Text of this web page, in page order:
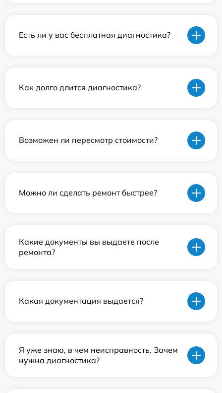
Есть ли у вас бесплатная диагностика?
Как долго длится диагностика?
Возможен ли пересмотр стоимости?
Можно ли сделать ремонт быстрее?
Какие документы вы выдаете после
ремонта?
Какая документация выдается?
Я уже знаю, в чем неисправность. Зачем
нужна диагностика?